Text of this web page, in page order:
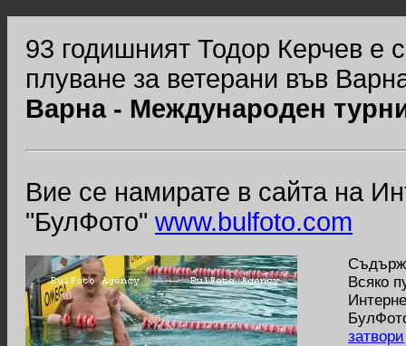
93 годишният Тодор Керчев е
плуване за ветерани във
Варна - Международен
Вие се намирате в сайта на
"БулФото" www.bulfoto.com
Всяко
затвори